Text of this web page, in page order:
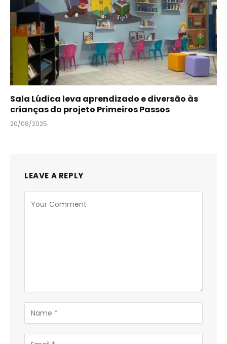
Sala Lúdica leva aprendizado e diversão às
crianças do projeto Primeiros Passos
20/08/2025
LEAVE A REPLY